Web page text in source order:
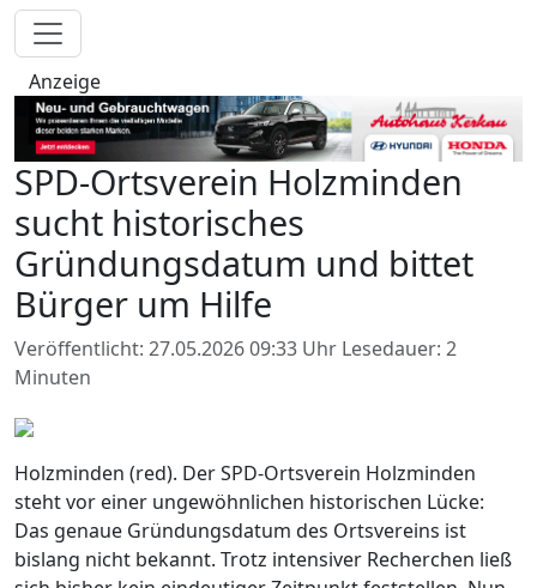
Anzeige
SPD-Ortsverein Holzminden
sucht historisches
Gründungsdatum und bittet
Bürger um Hilfe
Veröffentlicht: 27.05.2026 09:33 Uhr Lesedauer: 2
Minuten
Holzminden (red). Der SPD-Ortsverein Holzminden
steht vor einer ungewöhnlichen historischen Lücke:
Das genaue Gründungsdatum des Ortsvereins ist
bislang nicht bekannt. Trotz intensiver Recherchen ließ